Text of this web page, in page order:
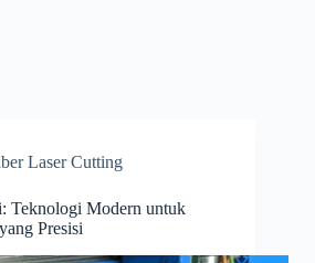
Laser Cutting
Teknologi Modern untuk
Presisi